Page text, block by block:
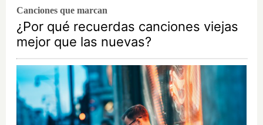
Canciones que marcan
¿Por qué recuerdas canciones viejas
mejor que las nuevas?